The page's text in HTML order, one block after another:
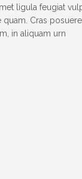
ligula feugiat
quam. Cras
in aliquam urn